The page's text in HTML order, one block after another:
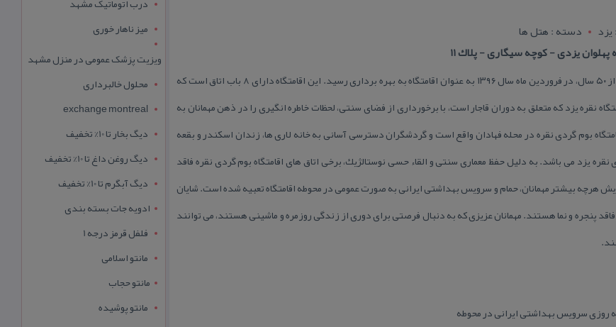
دسته : هتل ها
یزدی - كوچه سیگاری - پلاك 11
اقامتگاه بوم گردی نقره یزد با قدمت بیش از ۵۰ سال، در فروردین ماه سال ۱۳۹۶ به عنوان اقامتگاه به بهره برداری رسید. این اقامتگاه دارای ۸ باب اتاق است كه
نقره یزد كه متعلق به دوران قاجار است، با برخورداری از فضای سنتی، لحظات خاطره انگیری را در ذهن مهمانان به
بوم گردی نقره در محله فهادان واقع است و گردشگران دسترسی آسانی به خانه لاری ها، زندان اسكندر و بقعه
یزد می باشد. به دلیل حفظ معماری سنتی و القاء حسی نوستالژیك، برخی اتاق های اقامتگاه بوم گردی نقره فاقد
هرچه بیشتر مهمانان، حمام و سرویس بهداشتی ایرانی به صورت عمومی در محوطه اقامتگاه تعبیه شده است. شایان
پنجره و نما هستند. مهمانان عزیزی كه به دنبال فرصتی برای دوری از زندگی روزمره و ماشینی هستند، می توانند
سرویس بهداشتی ایرانی در محوطه
میز ناهار خوری
ویزیت پزشک عمومی در منزل مشهد
محلول خالبرداری
exchange montreal
دیگ بخار تا 10% تخفیف
دیگ روغن داغ تا 10% تخفیف
دیگ آبگرم تا 10% تخفیف
ادویه جات بسته بندی
فلفل قرمز درجه 1
مانتو اسلامی
مانتو حجاب
مانتو پوشیده